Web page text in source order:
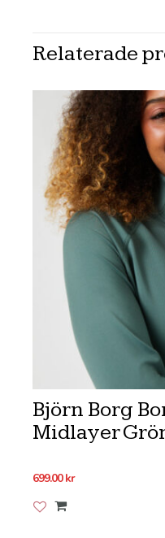
Relaterade
Björn Borg
Midlayer
699.00kr